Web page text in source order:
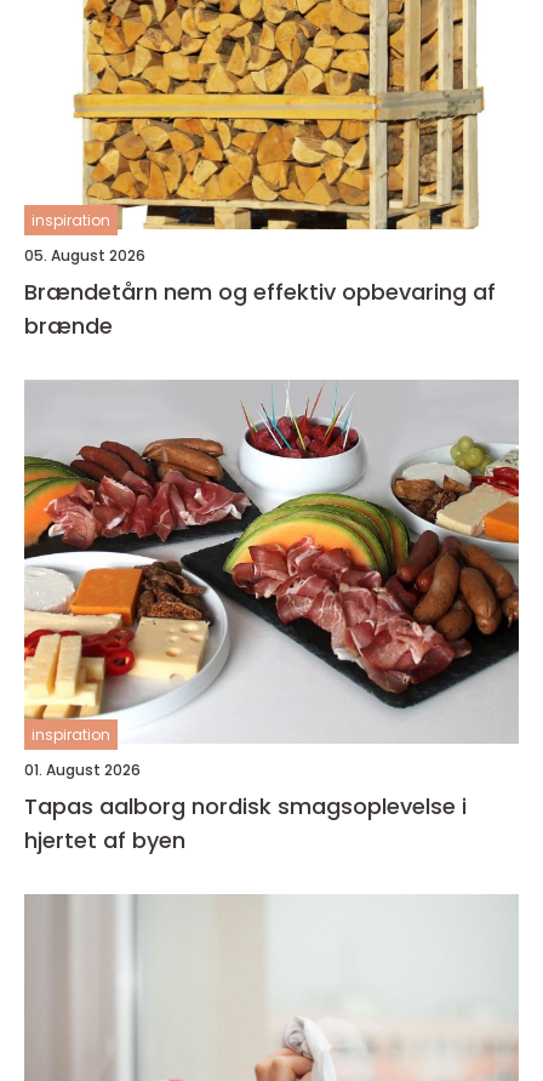
inspiration
05. August 2026
Brændetårn nem og effektiv opbevaring af
brænde
inspiration
01. August 2026
Tapas aalborg nordisk smagsoplevelse i
hjertet af byen